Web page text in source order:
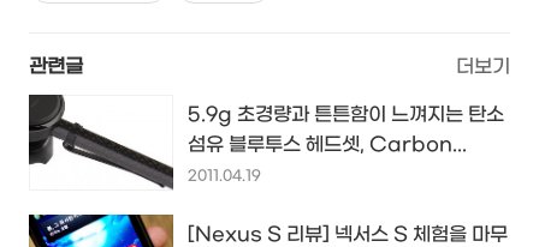
관련글 더보기
5.9g 초경량과 튼튼함이 느껴지는 탄소
섬유 블루투스 헤드셋, Carbon...
2011.04.19
[Nexus S 리뷰] 넥서스 S 체험을 마무